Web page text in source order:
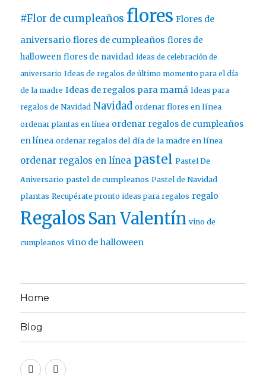
#Flor de cumpleaños flores Flores de
aniversario flores de cumpleaños flores de
halloween flores de navidad ideas de celebración de
aniversario Ideas de regalos de último momento para el día
de la madre Ideas de regalos para mamá Ideas para
regalos de Navidad Navidad ordenar flores en línea
ordenar plantas en línea ordenar regalos de cumpleaños
en línea ordenar regalos del día de la madre en línea
ordenar regalos en línea pastel Pastel De
Aniversario pastel de cumpleaños Pastel de Navidad
plantas Recupérate pronto ideas para regalos regalo
Regalos San Valentín vino de
cumpleaños vino de halloween
Home
Blog
TwitterFacebook